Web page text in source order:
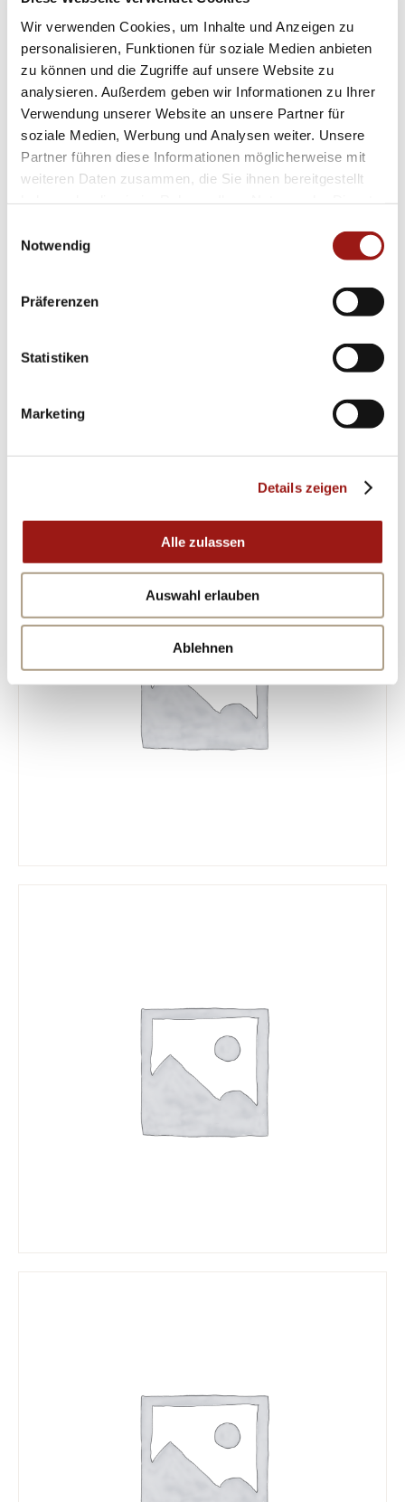
Wir verwenden Cookies, um Inhalte und Anzeigen zu
personalisieren, Funktionen für soziale Medien anbieten
zu können und die Zugriffe auf unsere Website zu
analysieren. Außerdem geben wir Informationen zu Ihrer
Verwendung unserer Website an unsere Partner für
soziale Medien, Werbung und Analysen weiter. Unsere
Partner führen diese Informationen möglicherweise mit
weiteren Daten zusammen, die Sie ihnen bereitgestellt
Notwendig
Präferenzen
Statistiken
Marketing
Details zeigen
Alle zulassen
Auswahl erlauben
Ablehnen
es als besonderes Geschenk oder um Ihren
eigenen Look zu perfektionieren.
Setzen Sie Akzente mit einem Accessoire, das
sowohl Tradition als auch Moderne vereint –
ideal für jeden Anlass und jede Gelegenheit.
Durch seinen universellen Stil fügt er sich
harmonisch in jedes Ensemble ein und betont
Ihre individuelle Persönlichkeit auf einzigartige
Entdecken Sie die Verbindung von Tradition und
3125210027-1018773 – Ihrer neuen
ÄHNLICHE PRODUKTE